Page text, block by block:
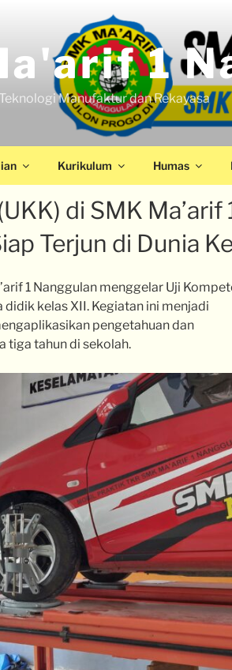
1
Manufaktur dan Rekayasa
Kurikulum Humas
di SMK Ma’arif
Terjun di Dunia
1 Nanggulan menggelar Uji
didik kelas XII. Kegiatan ini menjadi
pengetahuan dan
tiga tahun di sekolah.